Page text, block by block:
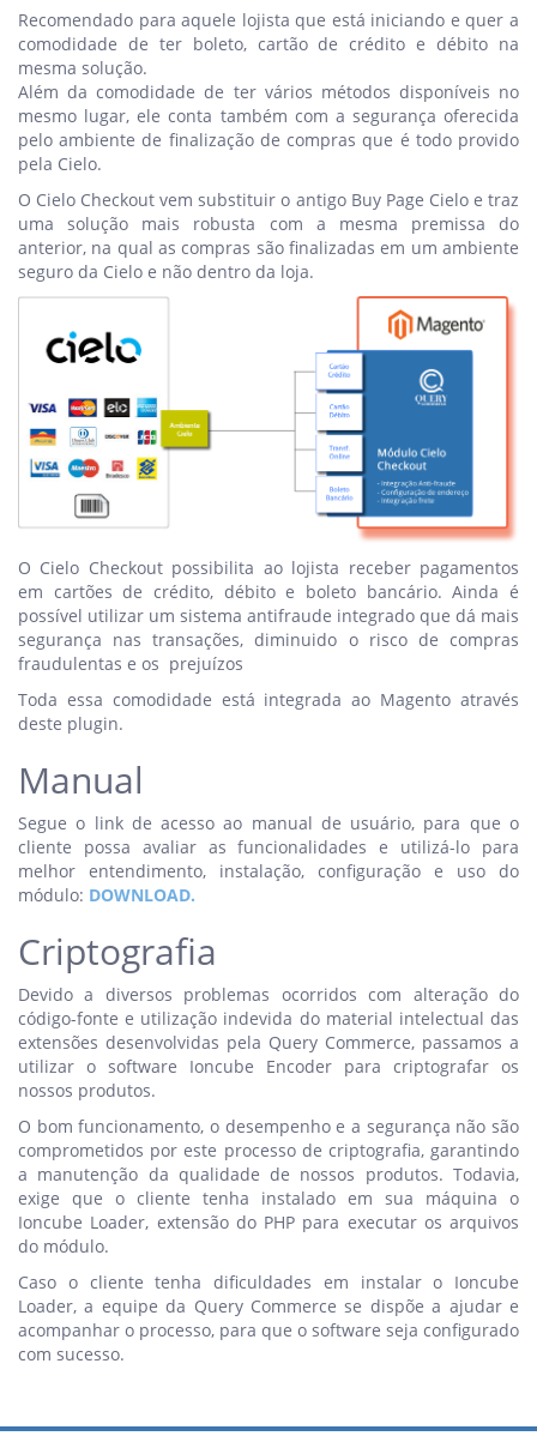
Recomendado para aquele lojista que está iniciando e quer a
comodidade de ter boleto, cartão de crédito e débito na
mesma solução.
Além da comodidade de ter vários métodos disponíveis no
mesmo lugar, ele conta também com a segurança oferecida
pelo ambiente de finalização de compras que é todo provido
pela Cielo.
O Cielo Checkout vem substituir o antigo Buy Page Cielo e traz
uma solução mais robusta com a mesma premissa do
anterior, na qual as compras são finalizadas em um ambiente
seguro da Cielo e não dentro da loja.
O Cielo Checkout possibilita ao lojista receber pagamentos
em cartões de crédito, débito e boleto bancário. Ainda é
possível utilizar um sistema antifraude integrado que dá mais
segurança nas transações, diminuido o risco de compras
fraudulentas e os prejuízos
Toda essa comodidade está integrada ao Magento através
deste plugin.
Manual
Segue o link de acesso ao manual de usuário, para que o
cliente possa avaliar as funcionalidades e utilizá-lo para
melhor entendimento, instalação, configuração e uso do
módulo: DOWNLOAD.
Criptografia
Devido a diversos problemas ocorridos com alteração do
código-fonte e utilização indevida do material intelectual das
extensões desenvolvidas pela Query Commerce, passamos a
utilizar o software Ioncube Encoder para criptografar os
nossos produtos.
O bom funcionamento, o desempenho e a segurança não são
comprometidos por este processo de criptografia, garantindo
a manutenção da qualidade de nossos produtos. Todavia,
exige que o cliente tenha instalado em sua máquina o
Ioncube Loader, extensão do PHP para executar os arquivos
do módulo.
Caso o cliente tenha dificuldades em instalar o Ioncube
Loader, a equipe da Query Commerce se dispõe a ajudar e
acompanhar o processo, para que o software seja configurado
com sucesso.